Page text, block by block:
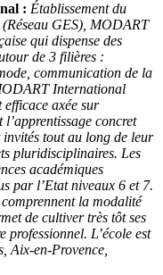
: Établissement du
(Réseau GES), MODART
qui dispense des
de 3 filières :
communication de la
International
efficace axée sur
concret
invités tout au long de leur
pluridisciplinaires. Les
académiques
par l’Etat niveaux 6 et 7.
la modalité
de cultiver très tôt ses
professionnel. L’école est
Aix-en-Provence,